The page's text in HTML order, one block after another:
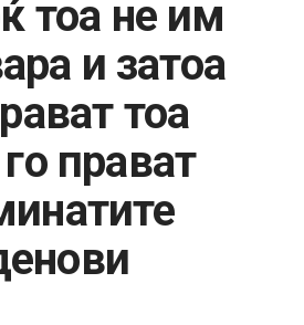
тоа не им
и затоа
тоа
прават